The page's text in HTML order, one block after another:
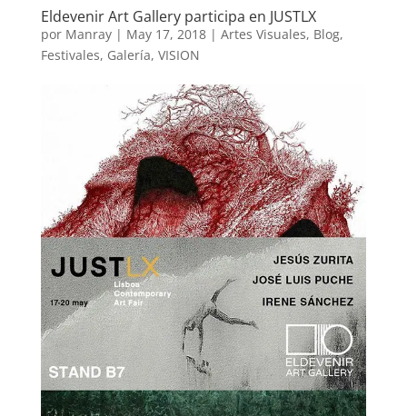
Eldevenir Art Gallery participa en JUSTLX
por Manray| May 17, 2018| Artes Visuales, Blog,
Festivales, Galería, VISION